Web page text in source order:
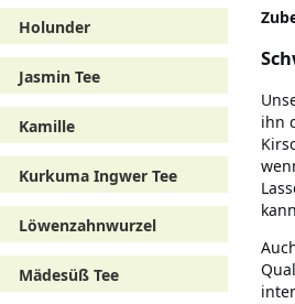
Holunder
Jasmin Tee
Kamille
Kurkuma Ingwer Tee
Löwenzahnwurzel
Mädesüß Tee
ihn